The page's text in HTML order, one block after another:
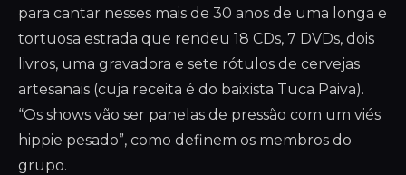
para cantar nesses mais de 30 anos de uma longa e
tortuosa estrada que rendeu 18 CDs, 7 DVDs, dois
livros, uma gravadora e sete rótulos de cervejas
artesanais (cuja receita é do baixista Tuca Paiva).
“Os shows vão ser panelas de pressão com um viés
hippie pesado”, como definem os membros do
grupo.